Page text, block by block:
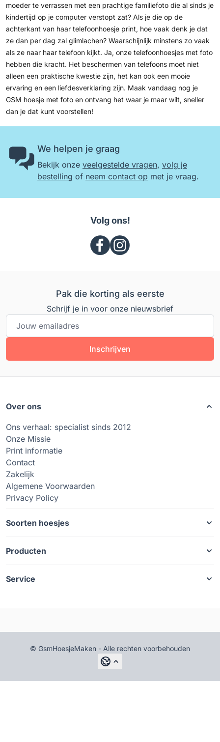
moeder te verrassen met een prachtige familiefoto die al sinds je
kindertijd op je computer verstopt zat? Als je die op de
achterkant van haar telefoonhoesje print, hoe vaak denk je dat
ze dan per dag zal glimlachen? Waarschijnlijk minstens zo vaak
als ze naar haar telefoon kijkt. Ja, onze telefoonhoesjes met foto
hebben die kracht. Het beschermen van telefoons moet niet
alleen een praktische kwestie zijn, het kan ook een mooie
ervaring en een liefdesverklaring zijn. Maak vandaag nog je
GSM hoesje met foto en ontvang het waar je maar wilt, sneller
dan je dat kunt voorstellen!
We helpen je graag
Bekijk onze veelgestelde vragen, volg je
bestelling of neem contact op met je vraag.
Volg ons!
Pak die korting als eerste
Schrijf je in voor onze nieuwsbrief
E-mailadres
Inschrijven
Over ons
Ons verhaal: specialist sinds 2012
Onze Missie
Print informatie
Contact
Zakelijk
Algemene Voorwaarden
Privacy Policy
Soorten hoesjes
Producten
Service
© GsmHoesjeMaken - Alle rechten voorbehouden